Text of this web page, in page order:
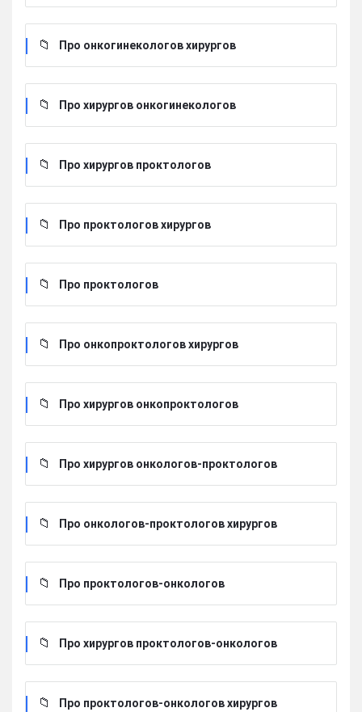
Про онкогинекологов хирургов
Про хирургов онкогинекологов
Про хирургов проктологов
Про проктологов хирургов
Про проктологов
Про онкопроктологов хирургов
Про хирургов онкопроктологов
Про хирургов онкологов-проктологов
Про онкологов-проктологов хирургов
Про проктологов-онкологов
Про хирургов проктологов-онкологов
Про проктологов-онкологов хирургов